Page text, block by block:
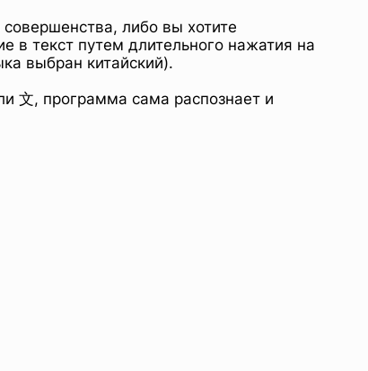
либо вы хотите
в текст путем длительного нажатия на
выбран китайский).
文, программа сама распознает и